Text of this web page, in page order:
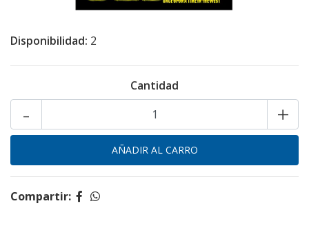
Disponibilidad: 2
Cantidad
+
-
Compartir: